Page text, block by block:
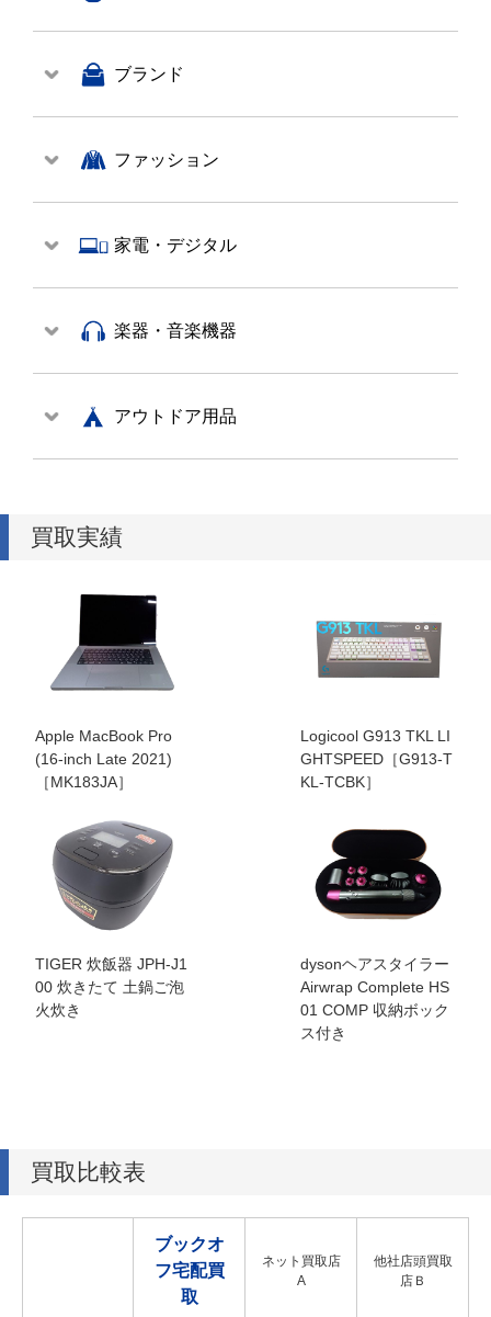
ブランド
ファッション
家電・デジタル
楽器・音楽機器
アウトドア用品
買取実績
Apple MacBook Pro
(16-inch Late 2021)
［MK183JA］
Logicool G913 TKL LI
GHTSPEED［G913-T
KL-TCBK］
TIGER 炊飯器 JPH-J1
00 炊きたて 土鍋ご泡
火炊き
dysonヘアスタイラー
Airwrap Complete HS
01 COMP 収納ボック
ス付き
買取比較表
ブックオ
フ宅配買
取
ネット買取店
A
他社店頭買取
店Ｂ